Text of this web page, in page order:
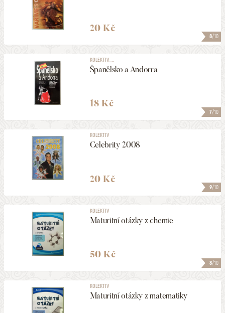
8/10
20 Kč
7/10
KOLEKTIV, ...
Španělsko a Andorra
18 Kč
9/10
KOLEKTIV
Celebrity 2008
20 Kč
8/10
KOLEKTIV
Maturitní otázky z chemie
50 Kč
KOLEKTIV
Maturitní otázky z matematiky